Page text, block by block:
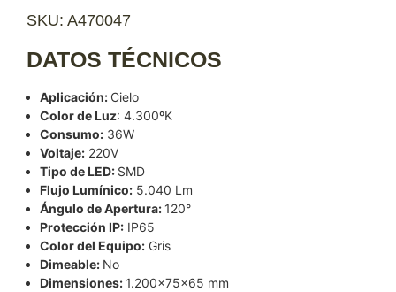
SKU: A470047
DATOS TÉCNICOS
Aplicación: Cielo
Color de Luz: 4.300ºK
Consumo: 36W
Voltaje: 220V
Tipo de LED: SMD
Flujo Lumínico: 5.040 Lm
Ángulo de Apertura: 120°
Protección IP: IP65
Color del Equipo: Gris
Dimeable: No
Dimensiones: 1.200x75x65 mm